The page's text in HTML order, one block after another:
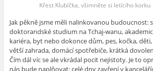
Křest Klubíčka, všimněte si letícího korku
Jak pěkně jsme měli nalinkovanou budoucnost:
doktorandské studium na Tchaj-wanu,
kariéra, byt nebo dokonce dům, pes, kočka,
větší zahrada, domácí spotřebiče, krátká
Čím dál víc se ale vkrádal pocit nejistoty. Je to
nás bude naplňovat: celé dny zavření v